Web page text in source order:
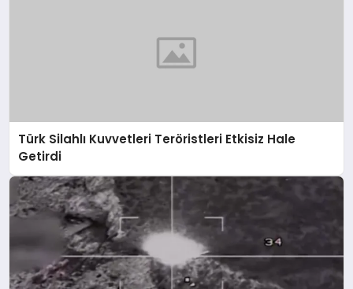
Türk Silahlı Kuvvetleri Teröristleri Etkisiz Hale
Getirdi